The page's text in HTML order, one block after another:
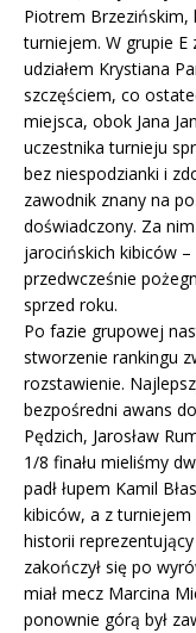
Piotrem Brzezińskim,
turniejem. W grupie
udziałem Krystiana
szczęściem, co
miejsca, obok Jana
uczestnika turnieju
bez niespodzianki i
zawodnik znany na
doświadczony. Za
jarocińskich kibiców –
przedwcześnie
sprzed roku.
Po fazie grupowej
stworzenie rankingu
rozstawienie.
bezpośredni awans
Pędzich, Jarosław
1/8 finału mieliśmy
padł łupem Kamil
kibiców, a z turniejem
historii
zakończył się po
miał mecz Marcina
ponownie górą był